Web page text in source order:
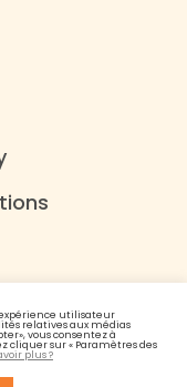
expérience utilisateur
relatives aux médias
vous consentez à
cliquer sur « Paramètres des
plus ?